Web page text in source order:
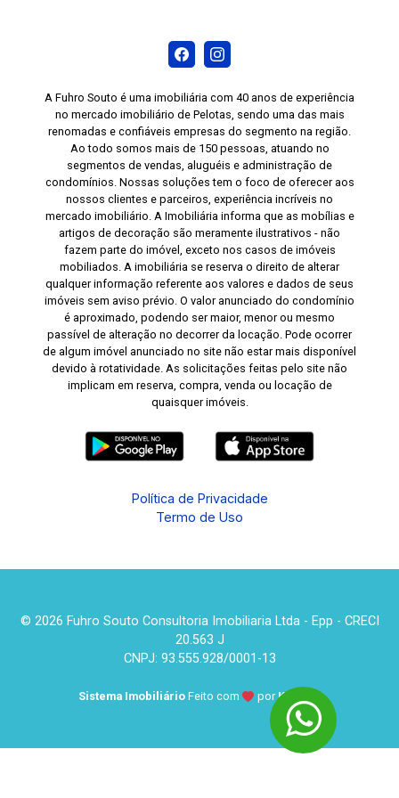
estratégica. Entre em contato para mais
informações e agende sua visita.
A Fuhro Souto é uma imobiliária com 40 anos de experiência
no mercado imobiliário de Pelotas, sendo uma das mais
renomadas e confiáveis empresas do segmento na região.
Ao todo somos mais de 150 pessoas, atuando no
segmentos de vendas, aluguéis e administração de
condomínios. Nossas soluções tem o foco de oferecer aos
nossos clientes e parceiros, experiência incríveis no
mercado imobiliário. A Imobiliária informa que as mobílias e
artigos de decoração são meramente ilustrativos - não
fazem parte do imóvel, exceto nos casos de imóveis
mobiliados. A imobiliária se reserva o direito de alterar
qualquer informação referente aos valores e dados de seus
imóveis sem aviso prévio. O valor anunciado do condomínio
é aproximado, podendo ser maior, menor ou mesmo
passível de alteração no decorrer da locação. Pode ocorrer
de algum imóvel anunciado no site não estar mais disponível
devido à rotatividade. As solicitações feitas pelo site não
implicam em reserva, compra, venda ou locação de
quaisquer imóveis.
Política de Privacidade
Termo de Uso
© 2026 Fuhro Souto Consultoria Imobiliaria Ltda - Epp - CRECI
20.563 J
CNPJ: 93.555.928/0001-13
Sistema Imobiliário Feito com porKUROLE